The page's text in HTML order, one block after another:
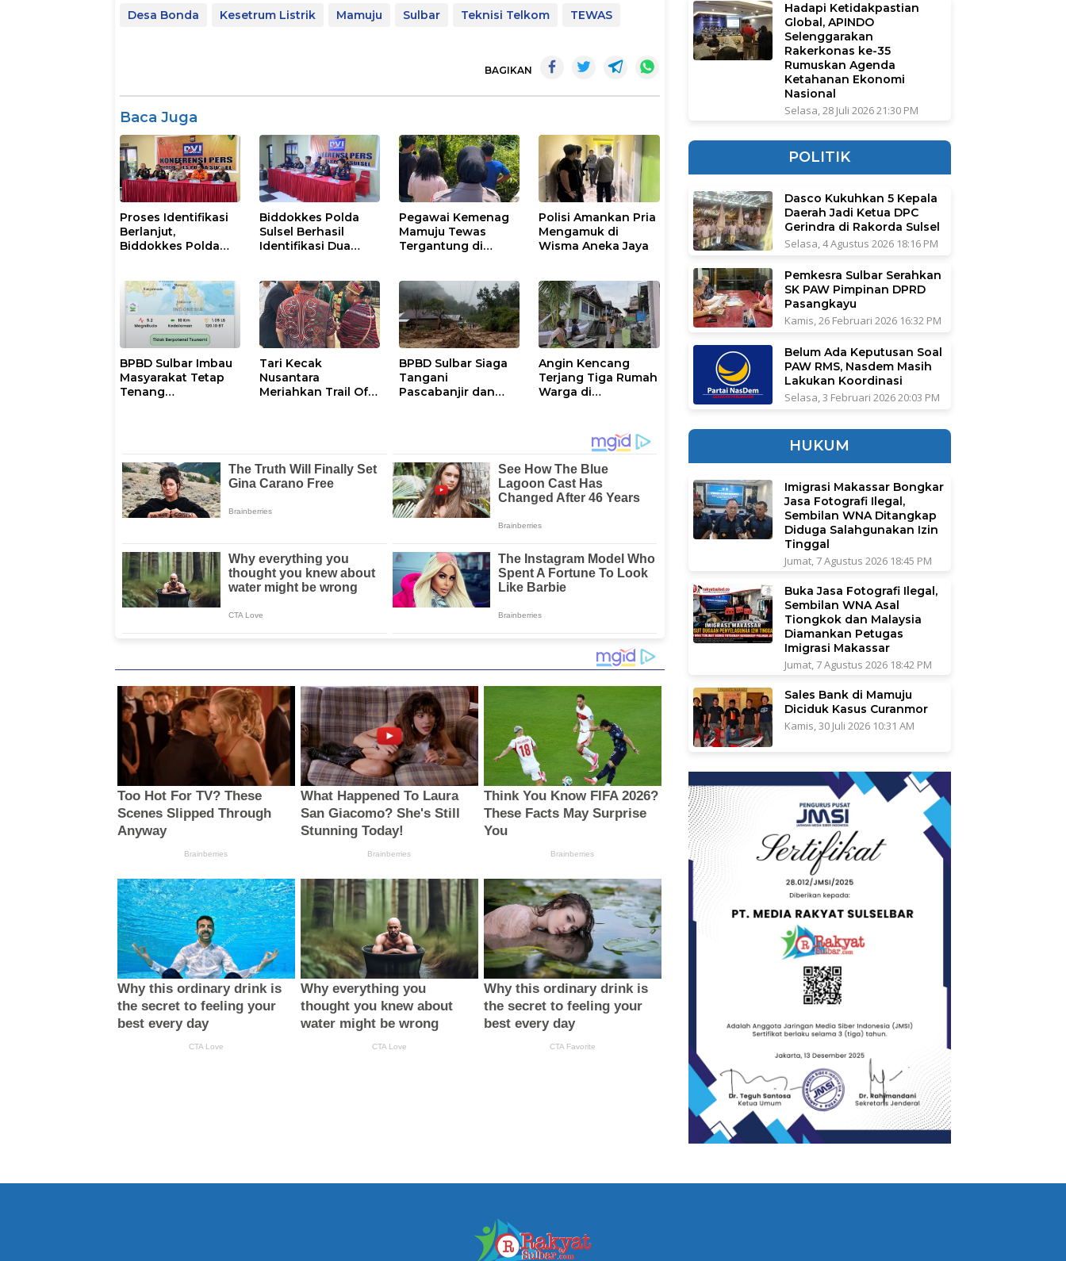
Desa Bonda Kesetrum Listrik Mamuju Sulbar Teknisi Telkom TEWAS
BAGIKAN
Baca Juga
Proses Identifikasi
Berlanjut,
Biddokkes Polda
Laka Laut KM Nurul
Salsa
Biddokkes Polda
Sulsel Berhasil
Identifikasi Dua
Pegawai Kemenag
Mamuju Tewas
Tergantung di
dan Evakuasi
Polisi Amankan Pria
Mengamuk di
Wisma Aneka Jaya
BPBD Sulbar Imbau
Masyarakat Tetap
Tenang
Tari Kecak
Nusantara
Meriahkan Trail Of
BPBD Sulbar Siaga
Tangani
Pascabanjir dan
Angin Kencang
Terjang Tiga Rumah
Warga di
Hadapi Ketidakpastian
Global, APINDO
Selenggarakan
Rakerkonas ke-35
Rumuskan Agenda
Ketahanan Ekonomi
Nasional
Selasa, 28 Juli 2026 21:30 PM
POLITIK
Dasco Kukuhkan 5 Kepala
Daerah Jadi Ketua DPC
Gerindra di Rakorda Sulsel
Selasa, 4 Agustus 2026 18:16 PM
Pemkesra Sulbar Serahkan
SK PAW Pimpinan DPRD
Pasangkayu
Kamis, 26 Februari 2026 16:32 PM
Belum Ada Keputusan Soal
PAW RMS, Nasdem Masih
Lakukan Koordinasi
Selasa, 3 Februari 2026 20:03 PM
HUKUM
Imigrasi Makassar Bongkar
Jasa Fotografi Ilegal,
Sembilan WNA Ditangkap
Diduga Salahgunakan Izin
Tinggal
Jumat, 7 Agustus 2026 18:45 PM
Buka Jasa Fotografi Ilegal,
Sembilan WNA Asal
Tiongkok dan Malaysia
Diamankan Petugas
Imigrasi Makassar
Jumat, 7 Agustus 2026 18:42 PM
Sales Bank di Mamuju
Diciduk Kasus Curanmor
Kamis, 30 Juli 2026 10:31 AM